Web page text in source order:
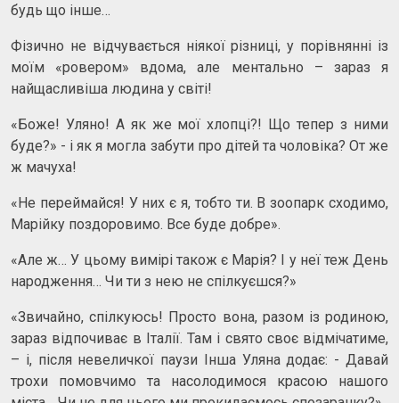
будь що інше…
Фізично не відчувається ніякої різниці, у порівнянні із
моїм «ровером» вдома, але ментально – зараз я
найщасливіша людина у світі!
«Боже! Уляно! А як же мої хлопці?! Що тепер з ними
буде?» - і як я могла забути про дітей та чоловіка? От же
ж мачуха!
«Не переймайся! У них є я, тобто ти. В зоопарк сходимо,
Марійку поздоровимо. Все буде добре».
«Але ж… У цьому вимірі також є Марія? І у неї теж День
народження… Чи ти з нею не спілкуєшся?»
«Звичайно, спілкуюсь! Просто вона, разом із родиною,
зараз відпочиває в Італії. Там і свято своє відмічатиме,
– і, після невеличкої паузи Інша Уляна додає: - Давай
трохи помовчимо та насолодимося красою нашого